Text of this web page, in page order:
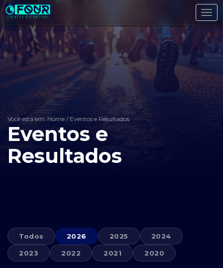
Você está em: Home / Eventos e Resultados
Eventos e
Resultados
Todos 2026 2025 2024
2023 2022 2021 2020